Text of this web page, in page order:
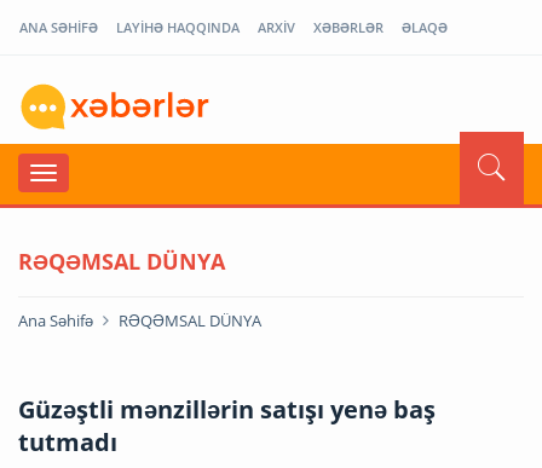
ANA SƏHİFƏ LAYİHƏ HAQQINDA ARXİV XƏBƏRLƏR ƏLAQƏ
RƏQƏMSAL DÜNYA
Ana Səhifə RƏQƏMSAL DÜNYA
Güzəştli mənzillərin satışı yenə baş
tutmadı